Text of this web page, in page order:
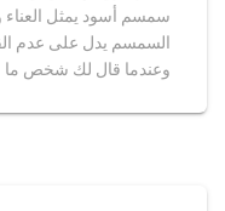
سمسم أسود يمثل
السمسم يدل على عدم
وعندما قال لك شخص ما